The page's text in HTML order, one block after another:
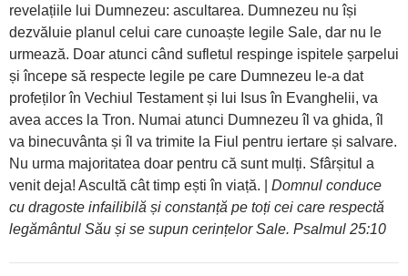
revelațiile lui Dumnezeu: ascultarea. Dumnezeu nu își
dezvăluie planul celui care cunoaște legile Sale, dar nu le
urmează. Doar atunci când sufletul respinge ispitele șarpelui
și începe să respecte legile pe care Dumnezeu le-a dat
profeților în Vechiul Testament și lui Isus în Evanghelii, va
avea acces la Tron. Numai atunci Dumnezeu îl va ghida, îl
va binecuvânta și îl va trimite la Fiul pentru iertare și salvare.
Nu urma majoritatea doar pentru că sunt mulți. Sfârșitul a
venit deja! Ascultă cât timp ești în viață. | Domnul conduce
cu dragoste infailibilă și constanță pe toți cei care respectă
legământul Său și se supun cerințelor Sale. Psalmul 25:10